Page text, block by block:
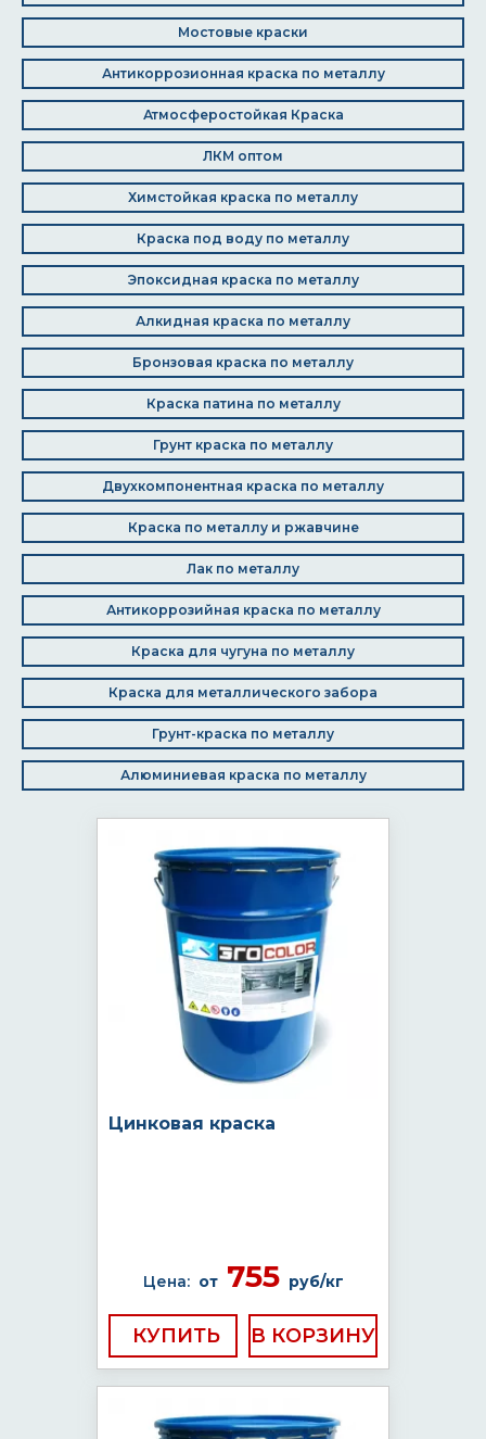
Мостовые краски
Антикоррозионная краска по металлу
Атмосферостойкая Краска
ЛКМ оптом
Химстойкая краска по металлу
Краска под воду по металлу
Эпоксидная краска по металлу
Алкидная краска по металлу
Бронзовая краска по металлу
Краска патина по металлу
Грунт краска по металлу
Двухкомпонентная краска по металлу
Краска по металлу и ржавчине
Лак по металлу
Антикоррозийная краска по металлу
Краска для чугуна по металлу
Краска для металлического забора
Грунт-краска по металлу
Алюминиевая краска по металлу
Цинковая краска
Цена: от755 руб/кг
КУПИТЬ